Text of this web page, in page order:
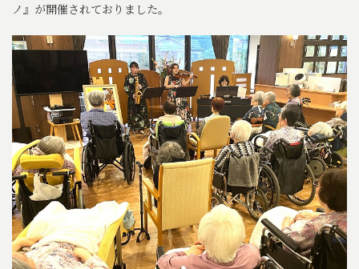
ノ』が開催されておりました。